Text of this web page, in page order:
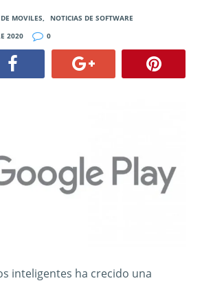
MOVILES,
NOTICIAS DE SOFTWARE
2020
0
inteligentes ha crecido una